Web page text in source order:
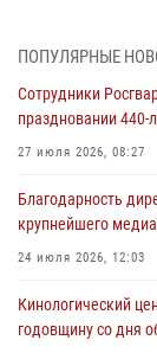
масштабных
05 августа 2026, 05:22
виновника ДТП
05 августа 2026, 05:15
труженицу тыла из
04 августа 2026, 11:07
ПОПУЛЯРНЫЕ
Сотрудники
праздновании 440-
27 июля 2026, 08:27
Благодарность
крупнейшего
24 июля 2026, 12:03
Кинологический
годовщину со дня